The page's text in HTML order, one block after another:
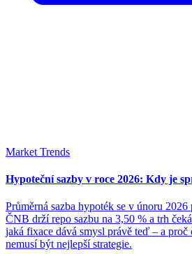
Market Trends
Hypoteční sazby v roce 2026: Kdy je
Průměrná sazba hypoték se v únoru
ČNB drží repo sazbu na 3,50 % a trh
jaká fixace dává smysl právě teď – a
nemusí být nejlepší strategie.